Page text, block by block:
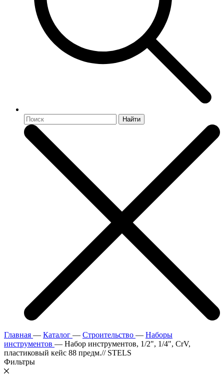
Найти
Главная — Каталог — Строительство — Наборы
инструментов — Набор инструментов, 1/2", 1/4", CrV,
пластиковый кейс 88 предм.// STELS
Фильтры